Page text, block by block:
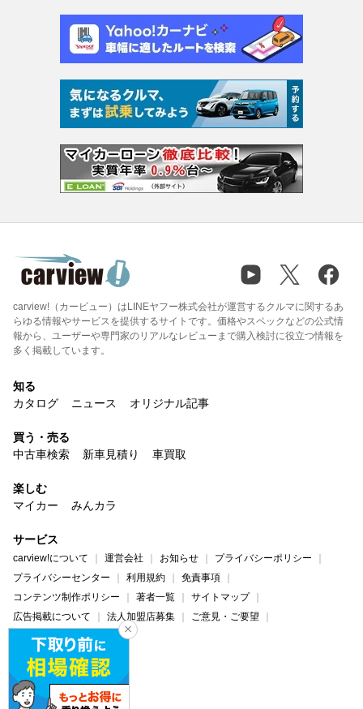
carview!（カービュー）はLINEヤフー株式会社が運営するクルマに関するあ
らゆる情報やサービスを提供するサイトです。価格やスペックなどの公式情
報から、ユーザーや専門家のリアルなレビューまで購入検討に役立つ情報を
多く掲載しています。
知る
カタログ
ニュース オリジナル記事
買う・売る
中古車検索
新車見積り 車買取
楽しむ
マイカー
みんカラ
サービス
carview!について 運営会社 お知らせ
プライバシーポリシー
プライバシーセンター
利用規約
免責事項
コンテンツ制作ポリシー
著者一覧
サイトマップ
広告掲載について
法人加盟店募集
ご意見・ご要望
ヘルプ・お問い合わせ
carview! Yahoo! JAPAN